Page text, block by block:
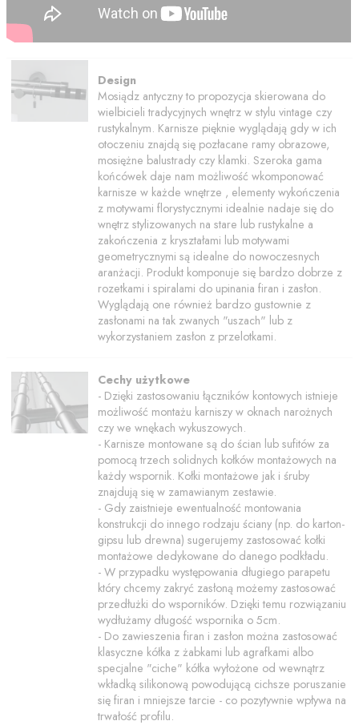
Design
Mosiądz antyczny to propozycja skierowana do
wielbicieli tradycyjnych wnętrz w stylu vintage czy
rustykalnym. Karnisze pięknie wyglądają gdy w ich
otoczeniu znajdą się pozłacane ramy obrazowe,
mosiężne balustrady czy klamki. Szeroka gama
końcówek daje nam możliwość wkomponować
karnisze w każde wnętrze , elementy wykończenia
z motywami florystycznymi idealnie nadaje się do
wnętrz stylizowanych na stare lub rustykalne a
zakończenia z kryształami lub motywami
geometrycznymi są idealne do nowoczesnych
aranżacji. Produkt komponuje się bardzo dobrze z
rozetkami i spiralami do upinania firan i zasłon.
Wyglądają one również bardzo gustownie z
zasłonami na tak zwanych "uszach" lub z
wykorzystaniem zasłon z przelotkami.
Cechy użytkowe
- Dzięki zastosowaniu łączników kontowych istnieje
możliwość montażu karniszy w oknach narożnych
czy we wnękach wykuszowych.
- Karnisze montowane są do ścian lub sufitów za
pomocą trzech solidnych kołków montażowych na
każdy wspornik. Kołki montażowe jak i śruby
znajdują się w zamawianym zestawie.
- Gdy zaistnieje ewentualność montowania
konstrukcji do innego rodzaju ściany (np. do karton-
gipsu lub drewna) sugerujemy zastosować kołki
montażowe dedykowane do danego podkładu.
- W przypadku występowania długiego parapetu
który chcemy zakryć zasłoną możemy zastosować
przedłużki do wsporników. Dzięki temu rozwiązaniu
wydłużamy długość wspornika o 5cm.
- Do zawieszenia firan i zasłon można zastosować
klasyczne kółka z żabkami lub agrafkami albo
specjalne "ciche" kółka wyłożone od wewnątrz
wkładką silikonową powodującą cichsze poruszanie
się firan i mniejsze tarcie - co pozytywnie wpływa na
trwałość profilu.